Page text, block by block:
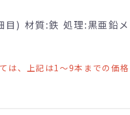
) 材質:鉄 処理:黒亜鉛メ
は、上記は1～9本までの価格